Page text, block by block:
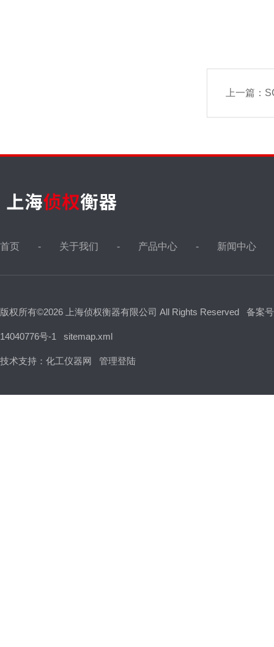
上一篇：
首页 关于我们 产品中心 新闻中心
版权所有©2026 上海侦权衡器有限公司 All Rights Reserved 备案
14040776号-1 sitemap.xml
技术支持： 化工仪器网 管理登陆